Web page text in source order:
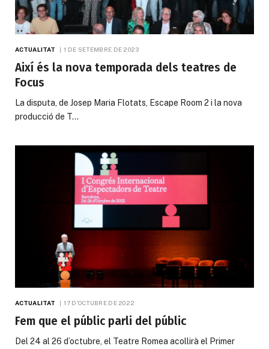
ACTUALITAT 1 DE SETEMBRE DE 2023
Així és la nova temporada dels teatres de
Focus
La disputa, de Josep Maria Flotats, Escape Room 2 i la nova
producció de T…
ACTUALITAT 17 D'OCTUBRE DE 2022
Fem que el públic parli del públic
Del 24 al 26 d’octubre, el Teatre Romea acollirà el Primer